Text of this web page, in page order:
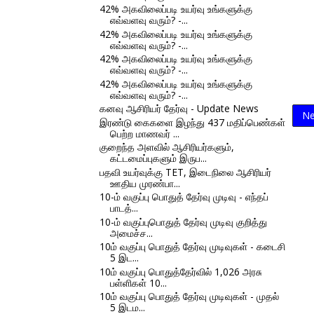
42% அகவிலைப்படி உயர்வு உங்களுக்கு
எவ்வளவு வரும்? -...
42% அகவிலைப்படி உயர்வு உங்களுக்கு
எவ்வளவு வரும்? -...
42% அகவிலைப்படி உயர்வு உங்களுக்கு
எவ்வளவு வரும்? -...
42% அகவிலைப்படி உயர்வு உங்களுக்கு
எவ்வளவு வரும்? -...
கனவு ஆசிரியர் தேர்வு - Update News
இரண்டு கைகளை இழந்து 437 மதிப்பெண்கள்
பெற்ற மாணவர் ...
குறைந்த அளவில் ஆசிரியர்களும்,
கட்டமைப்புகளும் இருப...
பதவி உயர்வுக்கு TET, இடைநிலை ஆசிரியர்
ஊதிய முரண்பா...
10-ம் வகுப்பு பொதுத் தேர்வு முடிவு - எந்தப்
பாடத்...
10-ம் வகுப்புபொதுத் தேர்வு முடிவு குறித்து
அமைச்ச...
10ம் வகுப்பு பொதுத் தேர்வு முடிவுகள் - கடைசி
5 இட...
10ம் வகுப்பு பொதுத்தேர்வில் 1,026 அரசு
பள்ளிகள் 10...
10ம் வகுப்பு பொதுத் தேர்வு முடிவுகள் - முதல்
5 இடம...